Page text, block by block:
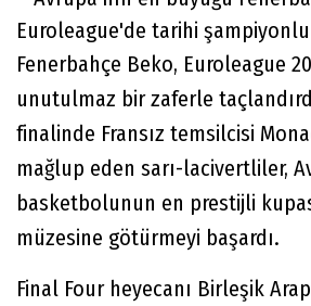
Fenerbahçe Beko, Euroleague
unutulmaz bir zaferle
finalinde Fransız temsilcisi
mağlup eden sarı-lacivertliler,
basketbolunun en prestijli
müzesine götürmeyi başardı.
Final Four heyecanı Birleşik